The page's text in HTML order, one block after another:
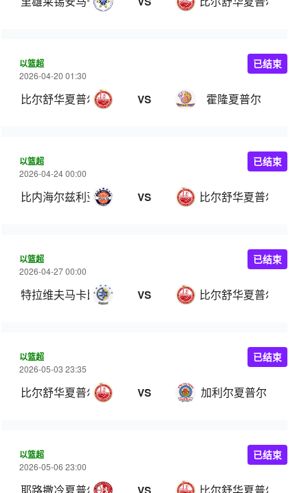
以篮超
2026-04-20 01:30
比尔舒华夏普尔 VS 霍隆夏普尔
已结束
以篮超
2026-04-24 00:00
比内海尔兹利亚 VS 比尔舒华夏普尔
已结束
以篮超
2026-04-27 00:00
特拉维夫马卡比 VS 比尔舒华夏普尔
已结束
以篮超
2026-05-03 23:35
比尔舒华夏普尔 VS 加利尔夏普尔
已结束
以篮超
2026-05-06 23:00
已结束